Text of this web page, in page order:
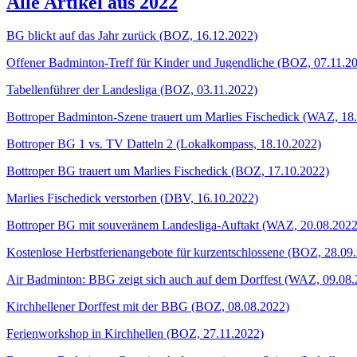
BG blickt auf das Jahr zurück (BOZ, 16.12.2022)
Offener Badminton-Treff für Kinder und Jugendliche (BOZ,
Tabellenführer der Landesliga (BOZ, 03.11.2022)
Bottroper Badminton-Szene trauert um Marlies Fischedick (WAZ,
Bottroper BG 1 vs. TV Datteln 2 (Lokalkompass, 18.10.2022)
Bottroper BG trauert um Marlies Fischedick (BOZ, 17.10.2022)
Marlies Fischedick verstorben (DBV, 16.10.2022)
Bottroper BG mit souveränem Landesliga-Auftakt (WAZ,
Kostenlose Herbstferienangebote für kurzentschlossene (BOZ,
Air Badminton: BBG zeigt sich auch auf dem Dorffest (WAZ,
Kirchhellener Dorffest mit der BBG (BOZ, 08.08.2022)
Ferienworkshop in Kirchhellen (BOZ, 27.11.2022)